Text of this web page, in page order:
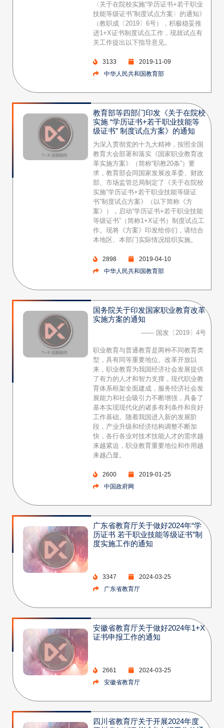
〈关于在院校实施“学历证书+若干职业
技能等级证书”制度试点方案〉的通知》
（教职成〔2019〕6号），积极稳妥推
进1+X证书制度试点工作，现就试点有
关工作提出以下指导意见。
3133
2019-11-09
中华人民共和国教育部
教育部等四部门印发《关于在院校
实施 “学历证书+若干职业技能等
级证书” 制度试点方案》的通知
为深入贯彻党的十九大精神，按照全国
教育大会部署和落实《国家职业教育改
革实施方案》（简称“职教20条”）要
求，教育部会同国家发展改革委、财政
部、市场监管总局制定了《关于在院校
实施“学历证书+若干职业技能等级证
书”制度试点方案》（以下简称《方
案》），启动“学历证书+若干职业技能
等级证书”（简称1+X证书）制度试点工
作。现将《方案》印发给你们，请结合
本地区、本部门实际情况组织实施。
2898
2019-04-10
中华人民共和国教育部
国务院关于印发国家职业教育改革
实施方案的通知
—— 国发〔2019〕4号
职业教育与普通教育是两种不同教育类
型，具有同等重要地位。改革开放以
来，职业教育为我国经济社会发展提供
了有力的人才和智力支撑，现代职业教
育体系框架全面建成，服务经济社会发
展能力和社会吸引力不断增强，具备了
基本实现现代化的诸多有利条件和良好
工作基础。随着我国进入新的发展阶
段，产业升级和经济结构调整不断加
快，各行各业对技术技能人才的需求越
来越紧迫，职业教育重要地位和作用越
来越凸显。
2600
2019-01-25
中国政府网
广东省教育厅关于做好2024年“学
历证书 若干职业技能等级证书”制
度实施工作的通知
3347
2024-03-25
广东省教育厅
安徽省教育厅关于做好2024年1+X
证书申报工作的通知
2661
2024-03-25
安徽省教育厅
四川省教育厅关于开展2024年度